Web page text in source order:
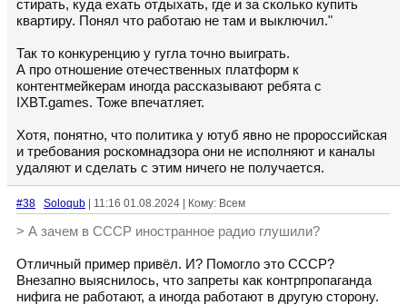
стирать, куда ехать отдыхать, где и за сколько купить
квартиру. Понял что работаю не там и выключил."
Так то конкуренцию у гугла точно выиграть.
А про отношение отечественных платформ к
контентмейкерам иногда рассказывают ребята с
IXBT.games. Тоже впечатляет.
Хотя, понятно, что политика у ютуб явно не пророссийская
и требования роскомнадзора они не исполняют и каналы
удаляют и сделать с этим ничего не получается.
#38 Soloqub | 11:16 01.08.2024 | Кому: Всем
> А зачем в СССР иностранное радио глушили?
Отличный пример привёл. И? Помогло это СССР?
Внезапно выяснилось, что запреты как контрпропаганда
нифига не работают, а иногда работают в другую сторону.